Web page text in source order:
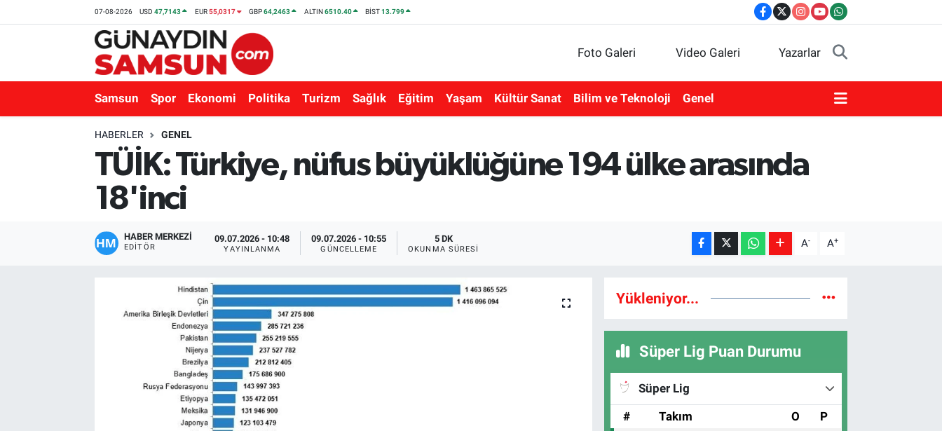
07-08-2026 USD47,7143 EUR55,0317 GBP64,2463 ALTIN6510.40 BİST13.799
Foto Galeri Video Galeri Yazarlar
Samsun Spor Ekonomi Politika Turizm Sağlık Eğitim Yaşam Kültür Sanat Bilim ve Teknoloji Genel
HABERLER GENEL
TÜİK: Türkiye, nüfus büyüklüğüne 194 ülke arasında
18'inci
HABER MERKEZİ
EDITÖR
09.07.2026 - 10:48
YAYINLANMA
09.07.2026 - 10:55
GÜNCELLEME
5 DK
OKUNMA SÜRESI A- A+
Yükleniyor...
Süper Lig Puan Durumu
Süper Lig
#
Takım O P
Nöbetçi Eczaneler
Süper Lig Puan Durumu ve Fikstür
Tüm Manşetler
Son Dakika Haberleri